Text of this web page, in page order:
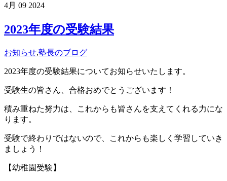
4月 09 2024
2023年度の受験結果
お知らせ,塾長のブログ
2023年度の受験結果についてお知らせいたします。
受験生の皆さん、合格おめでとうございます！
積み重ねた努力は、これからも皆さんを支えてくれる力にな
ります。
受験で終わりではないので、これからも楽しく学習していき
ましょう！
【幼稚園受験】